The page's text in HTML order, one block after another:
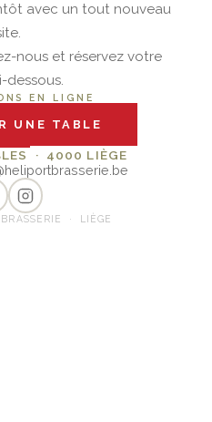
avec un tout nouveau
nous et réservez votre
dessous.
EN LIGNE
UNE TABLE
· 4000 LIÈGE
· LIÈGE